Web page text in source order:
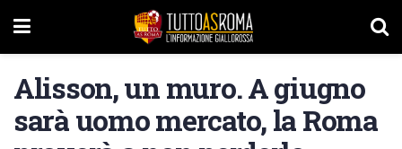
Alisson, un muro. A giugno
sarà uomo mercato, la Roma